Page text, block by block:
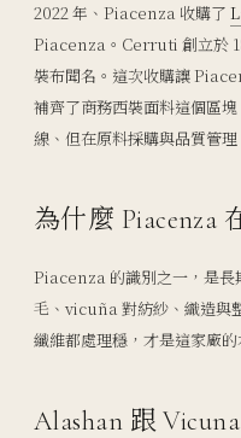
2022 年、Piacenza 收購了
Piacenza。Cerruti 創立於
裝布聞名。這次收購讓
補齊了商務西裝面料這個區
線、但在原料採購與品質管理
為什麼 Piacenza
Piacenza 的識別之一，是長
毛、vicuña 對紡紗、織造
纖維都處理穩，才是這家廠
Alashan 跟